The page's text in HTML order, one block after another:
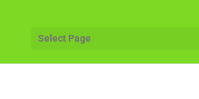
Select Page